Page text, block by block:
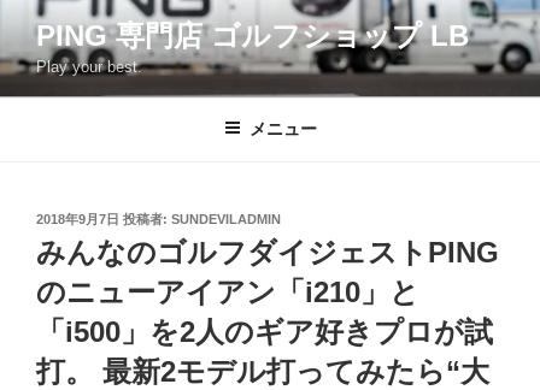
テ
ン
PING 専門店 ゴルフショップ LB
Play your best.
メニュー
投
稿
日:
2018年9月7日 投稿者: SUNDEVILADMIN
みんなのゴルフダイジェストPING
のニューアイアン「i210」と
「i500」を2人のギア好きプロが試
打。 最新2モデル打ってみたら“大